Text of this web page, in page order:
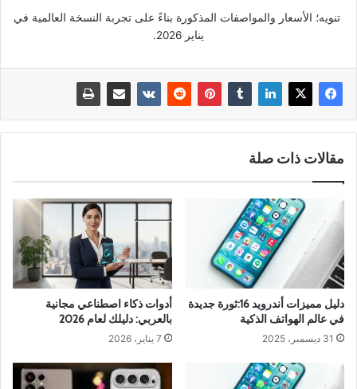
تنويه؛ الأسعار والمواصفات المذكورة بناءً على تجربة النسخة العالمية في
يناير 2026.
مقالات ذات صلة
دليل مميزات أندرويد 16:ثورة جديدة
في عالم الهواتف الذكية
31 ديسمبر، 2025
أدوات ذكاء اصطناعي مجانية
بالعربي: دليلك لعام 2026
7 يناير، 2026